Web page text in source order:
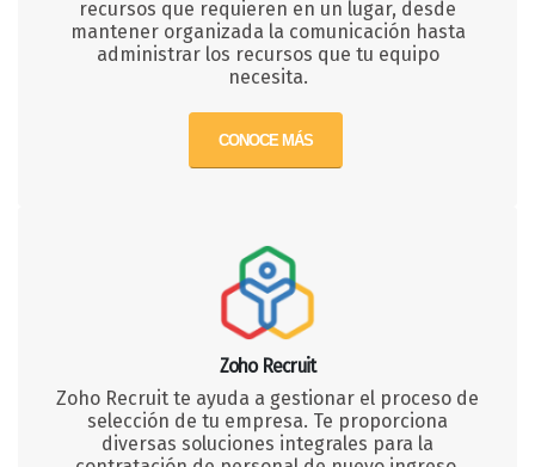
recursos que requieren en un lugar, desde
mantener organizada la comunicación hasta
administrar los recursos que tu equipo
necesita.
CONOCE MÁS
Zoho Recruit
Zoho Recruit te ayuda a gestionar el proceso de
selección de tu empresa. Te proporciona
diversas soluciones integrales para la